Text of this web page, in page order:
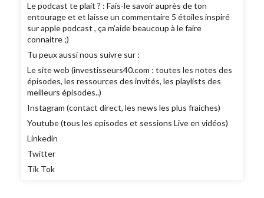
Le podcast te plait ? : Fais-le savoir auprès de ton
entourage et et laisse un commentaire 5 étoiles inspiré
sur apple podcast , ça m’aide beaucoup à le faire
connaitre ;)
Tu peux aussi nous suivre sur :
Le site web (investisseurs40.com : toutes les notes des
épisodes, les ressources des invités, les playlists des
meilleurs épisodes..)
Instagram (contact direct, les news les plus fraiches)
Youtube (tous les episodes et sessions Live en vidéos)
Linkedin
Twitter
Tik Tok